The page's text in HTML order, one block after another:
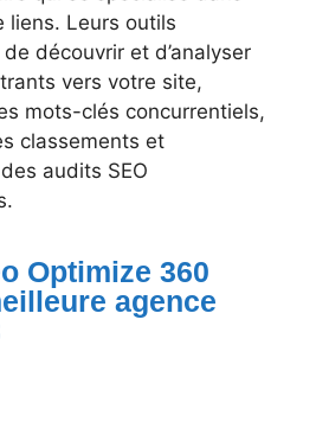
liens. Leurs outils
découvrir et d’analyser
vers votre site,
mots-clés concurrentiels,
classements et
audits SEO
Optimize 360
agence